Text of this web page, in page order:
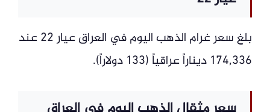
بلغ سعر غرام الذهب اليوم في العراق عيار 22 عند
174,336 ديناراً عراقياً (133 دولاراً).